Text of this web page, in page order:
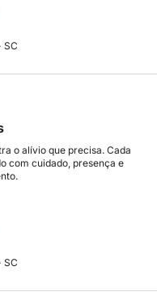
SC
o alívio que precisa. Cada
com cuidado, presença e
SC